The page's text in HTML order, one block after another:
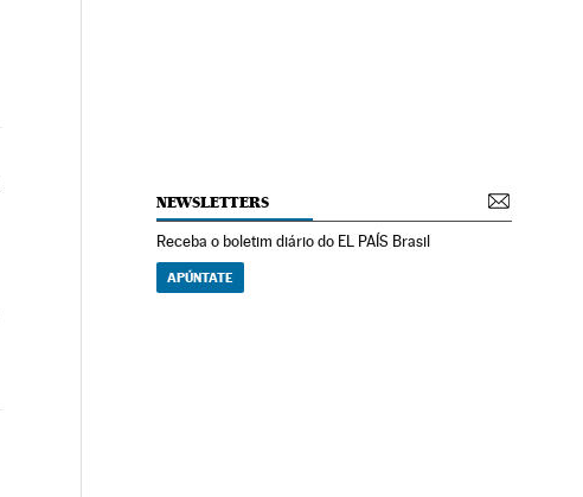
NEWSLETTERS
Receba o boletim diário do EL PAÍS Brasil
APÚNTATE